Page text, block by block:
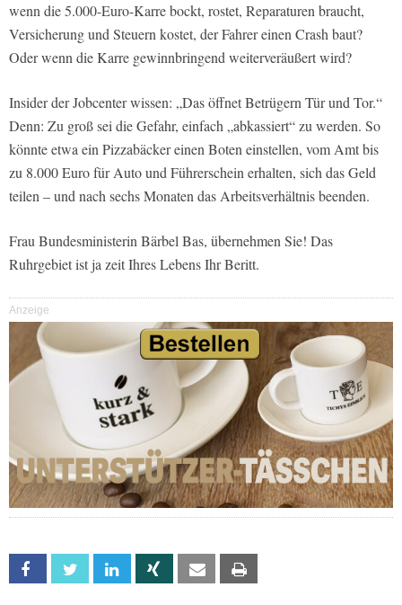
wenn die 5.000-Euro-Karre bockt, rostet, Reparaturen braucht,
Versicherung und Steuern kostet, der Fahrer einen Crash baut?
Oder wenn die Karre gewinnbringend weiterveräußert wird?
Insider der Jobcenter wissen: „Das öffnet Betrügern Tür und Tor.“
Denn: Zu groß sei die Gefahr, einfach „abkassiert“ zu werden. So
könnte etwa ein Pizzabäcker einen Boten einstellen, vom Amt bis
zu 8.000 Euro für Auto und Führerschein erhalten, sich das Geld
teilen – und nach sechs Monaten das Arbeitsverhältnis beenden.
Frau Bundesministerin Bärbel Bas, übernehmen Sie! Das
Ruhrgebiet ist ja zeit Ihres Lebens Ihr Beritt.
Anzeige
Facebook Twitter Linkedin Xing Email